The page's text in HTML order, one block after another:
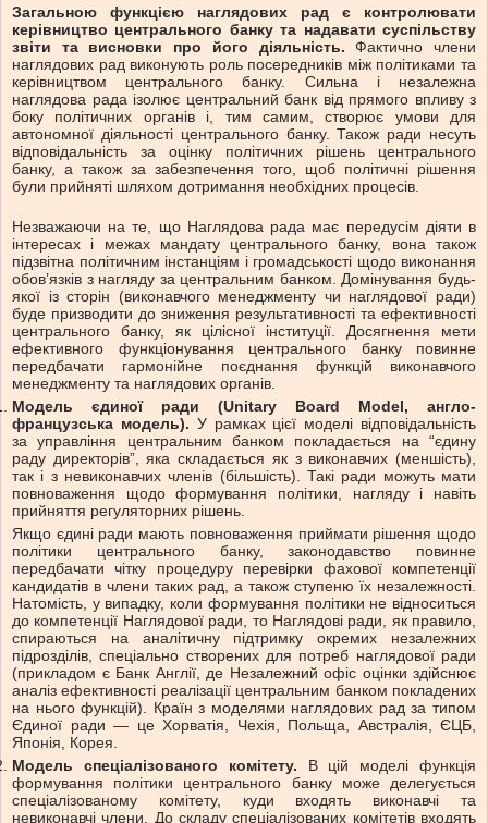
Загальною функцією наглядових рад є контролювати
керівництво центрального банку та надавати суспільству
звіти та висновки про його діяльність.Фактично члени
наглядових рад виконують роль посередників між політиками та
керівництвом центрального банку. Сильна і незалежна
наглядова рада ізолює центральний банк від прямого впливу з
боку політичних органів і, тим самим, створює умови для
автономної діяльності центрального банку. Також ради несуть
відповідальність за оцінку політичних рішень центрального
банку, а також за забезпечення того, щоб політичні рішення
були прийняті шляхом дотримання необхідних процесів.
Незважаючи на те, що Наглядова рада має передусім діяти в
інтересах і межах мандату центрального банку, вона також
підзвітна політичним інстанціям і громадськості щодо виконання
обов’язків з нагляду за центральним банком. Домінування будь-
якої із сторін (виконавчого менеджменту чи наглядової ради)
буде призводити до зниження результативності та ефективності
центрального банку, як цілісної інституції. Досягнення мети
ефективного функціонування центрального банку повинне
передбачати гармонійне поєднання функцій виконавчого
менеджменту та наглядових органів.
Модель єдиної ради (Unitary Board Model, англо-
французська модель). У рамках цієї моделі відповідальність
за управління центральним банком покладається на “єдину
раду директорів”, яка складається як з виконавчих (меншість),
так і з невиконавчих членів (більшість). Такі ради можуть мати
повноваження щодо формування політики, нагляду і навіть
прийняття регуляторних рішень.
Якщо єдині ради мають повноваження приймати рішення щодо
політики центрального банку, законодавство повинне
передбачати чітку процедуру перевірки фахової компетенції
кандидатів в члени таких рад, а також ступеню їх незалежності.
Натомість, у випадку, коли формування політики не відноситься
до компетенції Наглядової ради, то Наглядові ради, як правило,
спираються на аналітичну підтримку окремих незалежних
підрозділів, спеціально створених для потреб наглядової ради
(прикладом є Банк Англії, де Незалежний офіс оцінки здійснює
аналіз ефективності реалізації центральним банком покладених
на нього функцій). Країн з моделями наглядових рад за типом
Єдиної ради — це Хорватія, Чехія, Польща, Австралія, ЄЦБ,
Японія, Корея.
Модель спеціалізованого комітету. В цій моделі функція
формування політики центрального банку може делегується
спеціалізованому комітету, куди входять виконавчі та
невиконавчі члени. До складу спеціалізованих комітетів входять